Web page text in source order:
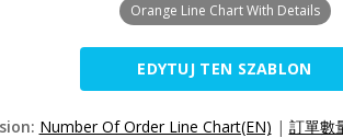
Orange Line Chart With Details
EDYTUJ TEN SZABLON
Number Of Order Line Chart(EN) | 訂單數